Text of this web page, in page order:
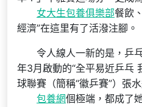
女大生包養俱樂部餐飲
經濟”在這里有了活潑注腳。
令人線人一新的是，乒
年3月啟動的“全平易近乒乓
球聯賽（簡稱“徽乒賽”）張
包養網個極端，都成了